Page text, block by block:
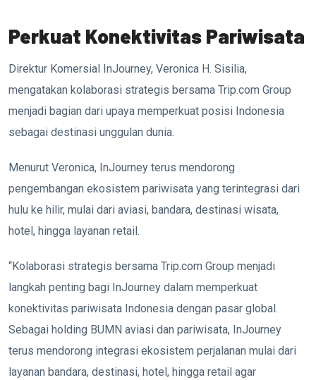
Perkuat Konektivitas Pariwisata
Direktur Komersial InJourney, Veronica H. Sisilia,
mengatakan kolaborasi strategis bersama Trip.com Group
menjadi bagian dari upaya memperkuat posisi Indonesia
sebagai destinasi unggulan dunia.
Menurut Veronica, InJourney terus mendorong
pengembangan ekosistem pariwisata yang terintegrasi dari
hulu ke hilir, mulai dari aviasi, bandara, destinasi wisata,
hotel, hingga layanan retail.
“Kolaborasi strategis bersama Trip.com Group menjadi
langkah penting bagi InJourney dalam memperkuat
konektivitas pariwisata Indonesia dengan pasar global.
Sebagai holding BUMN aviasi dan pariwisata, InJourney
terus mendorong integrasi ekosistem perjalanan mulai dari
layanan bandara, destinasi, hotel, hingga retail agar